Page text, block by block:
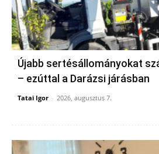
Újabb sertésállományokat
– ezúttal a Darázsi járásban
Tatai Igor - 2026, augusztus 7.